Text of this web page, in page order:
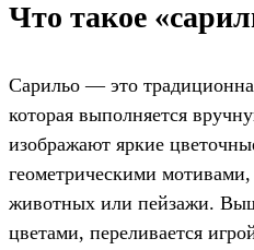
Что такое
Сарильо — это
которая выполняется
изображают яркие
геометрическими
животных или пейзажи.
цветами, переливается